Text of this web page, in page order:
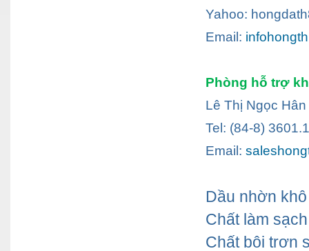
Yahoo:
Email:
Phòng hỗ trợ
Lê Thị Ngọc
Tel: (84-8)
Email:
Dầu nhờn
Chất làm
Chất bôi trơn